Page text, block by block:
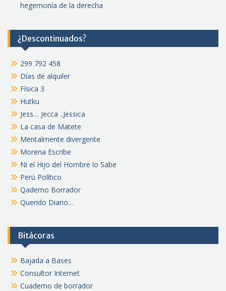
hegemonía de la derecha
¿Descontinuados?
299 792 458
Días de alquiler
Física 3
Hutku
Jess… Jecca ..Jessica
La casa de Matete
Mentalmente divergente
Morena Escribe
Ni el Hijo del Hombre lo Sabe
Perú Político
Qaderno Borrador
Querido Diario…
Bitácoras
Bajada a Bases
Consultor Internet
Cuaderno de borrador